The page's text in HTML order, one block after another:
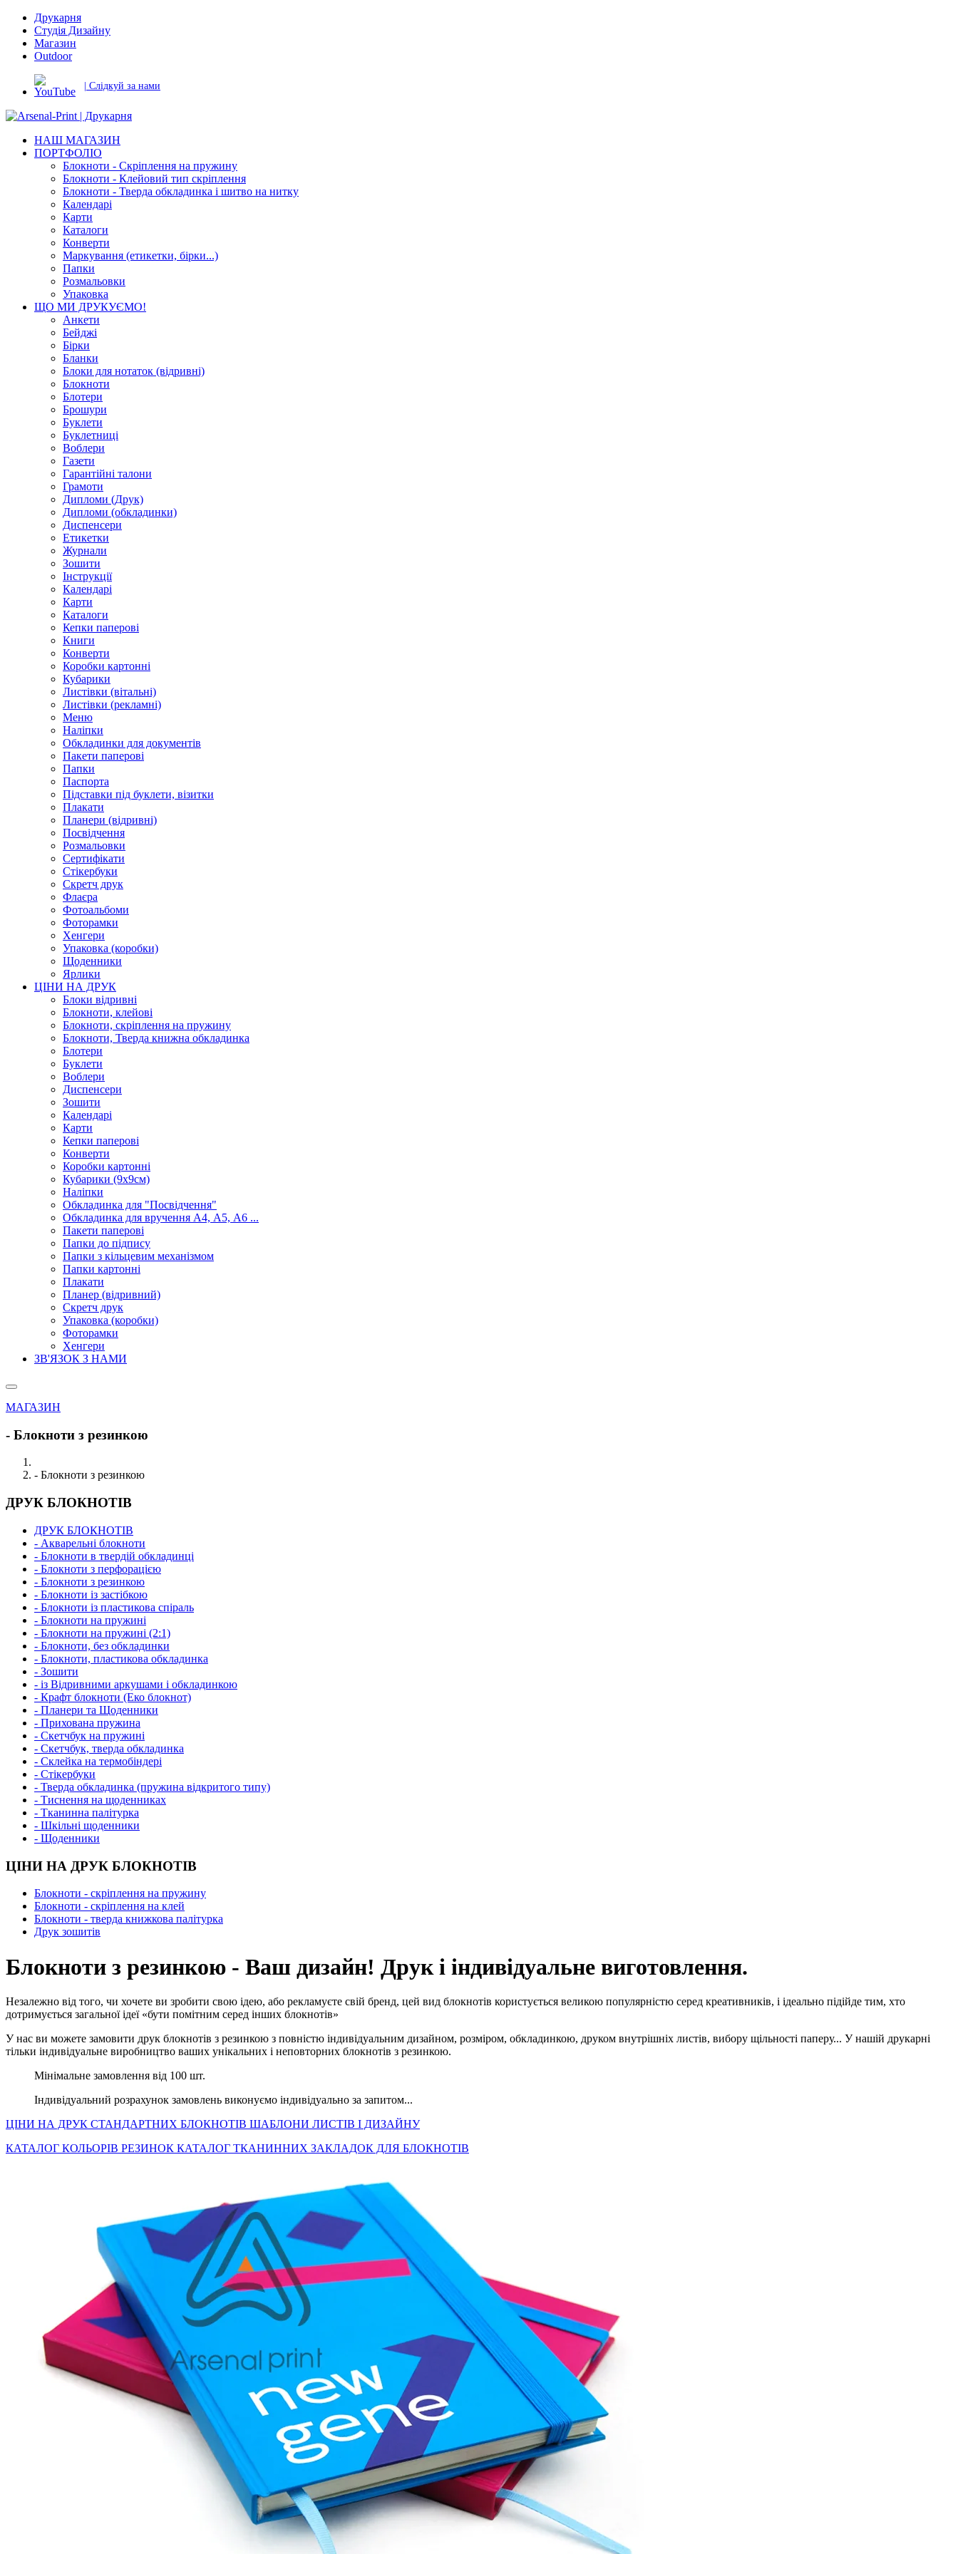
Друкарня
Студія Дизайну
Магазин
Outdoor
| Слідкуй за нами
НАШ МАГАЗИН
ПОРТФОЛІО
Блокноти - Скріплення на пружину
Блокноти - Клейовий тип скріплення
Блокноти - Тверда обкладинка і шитво на нитку
Календарі
Карти
Каталоги
Конверти
Маркування (етикетки, бірки...)
Папки
Розмальовки
Упаковка
ЩО МИ ДРУКУЄМО!
Анкети
Бейджі
Бірки
Бланки
Блоки для нотаток (відривні)
Блокноти
Блотери
Брошури
Буклети
Буклетниці
Воблери
Газети
Гарантійні талони
Грамоти
Дипломи (Друк)
Дипломи (обкладинки)
Диспенсери
Етикетки
Журнали
Зошити
Інструкції
Календарі
Карти
Каталоги
Кепки паперові
Книги
Конверти
Коробки картонні
Кубарики
Листівки (вітальні)
Листівки (рекламні)
Меню
Наліпки
Обкладинки для документів
Пакети паперові
Папки
Паспорта
Підставки під буклети, візитки
Плакати
Планери (відривні)
Посвідчення
Розмальовки
Сертифікати
Стікербуки
Скретч друк
Флаєра
Фотоальбоми
Фоторамки
Хенгери
Упаковка (коробки)
Щоденники
Ярлики
ЦІНИ НА ДРУК
Блоки відривні
Блокноти, клейові
Блокноти, скріплення на пружину
Блокноти, Тверда книжна обкладинка
Блотери
Буклети
Воблери
Диспенсери
Зошити
Календарі
Карти
Кепки паперові
Конверти
Коробки картонні
Кубарики (9х9см)
Наліпки
Обкладинка для "Посвідчення"
Обкладинка для вручення А4, А5, А6 ...
Пакети паперові
Папки до підпису
Папки з кільцевим механізмом
Папки картонні
Плакати
Планер (відривний)
Скретч друк
Упаковка (коробки)
Фоторамки
Хенгери
ЗВ'ЯЗОК З НАМИ
МАГАЗИН
- Блокноти з резинкою
- Блокноти з резинкою
ДРУК БЛОКНОТІВ
ДРУК БЛОКНОТІВ
- Акварельні блокноти
- Блокноти в твердій обкладинці
- Блокноти з перфорацією
- Блокноти з резинкою
- Блокноти із застібкою
- Блокноти із пластикова спіраль
- Блокноти на пружині
- Блокноти на пружині (2:1)
- Блокноти, без обкладинки
- Блокноти, пластикова обкладинка
- Зошити
- із Відривними аркушами і обкладинкою
- Крафт блокноти (Еко блокнот)
- Планери та Щоденники
- Прихована пружина
- Скетчбук на пружині
- Скетчбук, тверда обкладинка
- Склейка на термобіндері
- Стікербуки
- Тверда обкладинка (пружина відкритого типу)
- Тиснення на щоденниках
- Тканинна палітурка
- Шкільні щоденники
- Щоденники
ЦІНИ НА ДРУК БЛОКНОТІВ
Блокноти - скріплення на пружину
Блокноти - скріплення на клей
Блокноти - тверда книжкова палітурка
Друк зошитів
Блокноти з резинкою - Ваш дизайн! Друк і індивідуальне виготовлення.
Незалежно від того, чи хочете ви зробити свою ідею, або рекламуєте свій бренд, цей вид блокнотів користується великою популярністю серед креативників, і ідеально підійде тим, хто
дотримується загальної ідеї «бути помітним серед інших блокнотів»
У нас ви можете замовити друк блокнотів з резинкою з повністю індивідуальним дизайном, розміром, обкладинкою, друком внутрішніх листів, вибору щільності паперу... У нашій друкарні
тільки індивідуальне виробництво ваших унікальних і неповторних блокнотів з резинкою.
Мінімальне замовлення від 100 шт.
Індивідуальний розрахунок замовлень виконуємо індивідуально за запитом...
ЦІНИ НА ДРУК СТАНДАРТНИХ БЛОКНОТІВ ШАБЛОНИ ЛИСТІВ І ДИЗАЙНУ
КАТАЛОГ КОЛЬОРІВ РЕЗИНОК КАТАЛОГ ТКАНИННИХ ЗАКЛАДОК ДЛЯ БЛОКНОТІВ